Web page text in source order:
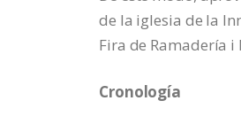
de la iglesia de la
Fira de Ramadería
Cronología